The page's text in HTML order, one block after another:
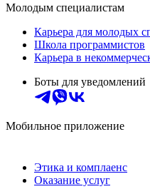
Молодым специалистам
Карьера для молодых
Школа программистов
Карьера в
Боты для уведомлений
Мобильное приложение
Этика и комплаенс
Оказание услуг